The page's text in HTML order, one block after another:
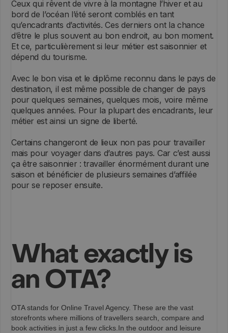
Ceux qui rêvent de vivre à la montagne l’hiver et au
bord de l’océan l’été seront comblés en tant
qu’encadrants d’activités. Ces derniers ont la chance
d’être le plus souvent au bon endroit, au bon moment.
Et ce, particulièrement si leur métier est saisonnier et
dépend du tourisme.
Avec le bon visa et le diplôme reconnu dans le pays de
destination, il est même possible de changer de pays
pour quelques semaines, quelques mois, voire même
quelques années. Pour la plupart des encadrants, leur
métier est ainsi un signe de liberté.
Certains changeront de lieux non pas pour travailler
mais pour voyager dans d’autres pays. Car c’est aussi
ça être saisonnier : travailler énormément durant une
saison et bénéficier de plusieurs semaines d’affilée
pour se reposer ensuite.
What exactly is
an OTA?
OTA stands for Online Travel Agency. These are the vast
storefronts where millions of travellers search, compare and
book activities in just a few clicks.In the outdoor and leisure